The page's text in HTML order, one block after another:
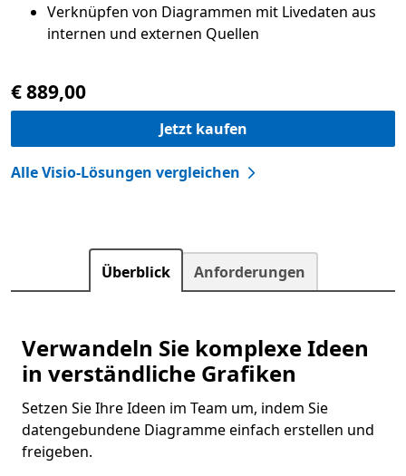
Verknüpfen von Diagrammen mit Livedaten aus
internen und externen Quellen
€ 889,00
Jetzt kaufen
Alle Visio-Lösungen vergleichen
Überblick Anforderungen
Verwandeln Sie komplexe Ideen
in verständliche Grafiken
Setzen Sie Ihre Ideen im Team um, indem Sie
datengebundene Diagramme einfach erstellen und
freigeben.